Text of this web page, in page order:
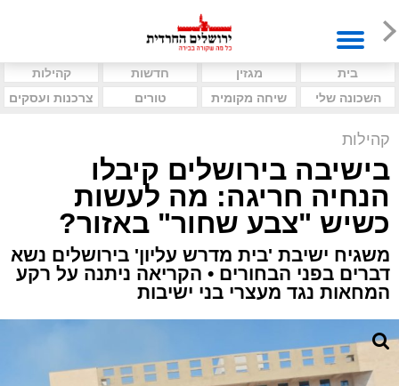
בית מגזין חדשות
קהילות
השכונה שלי
שיחה מקומית טורים צרכנות ועסקים
קהילות
בישיבה בירושלים קיבלו
הנחיה חריגה: מה לעשות
כשיש "צבע שחור" באזור?
משגיח ישיבת 'בית מדרש עליון' בירושלים נשא
דברים בפני הבחורים • הקריאה ניתנה על רקע
המחאות נגד מעצרי בני ישיבות